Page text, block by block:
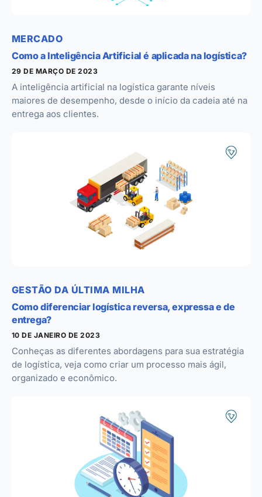
MERCADO
Como a Inteligência Artificial é aplicada na logística?
29 DE MARÇO DE 2023
A inteligência artificial na logística garante níveis
maiores de desempenho, desde o início da cadeia até na
entrega aos clientes.
GESTÃO DA ÚLTIMA MILHA
Como diferenciar logística reversa, expressa e de
entrega?
10 DE JANEIRO DE 2023
Conheças as diferentes abordagens para sua estratégia
de logística, veja como criar um processo mais ágil,
organizado e econômico.